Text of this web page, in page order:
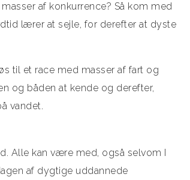
af konkurrence? Så kom med
lærer at sejle, for derefter at dyste
til et race med masser af fart og
og båden at kende og derefter,
vandet.
Alle kan være med, også selvom I
af dygtige uddannede